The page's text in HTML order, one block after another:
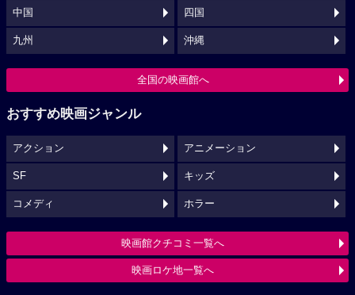
中国 四国
九州 沖縄
全国の映画館へ
おすすめ映画ジャンル
アクション アニメーション
SF キッズ
コメディ ホラー
映画館クチコミ一覧へ
映画ロケ地一覧へ